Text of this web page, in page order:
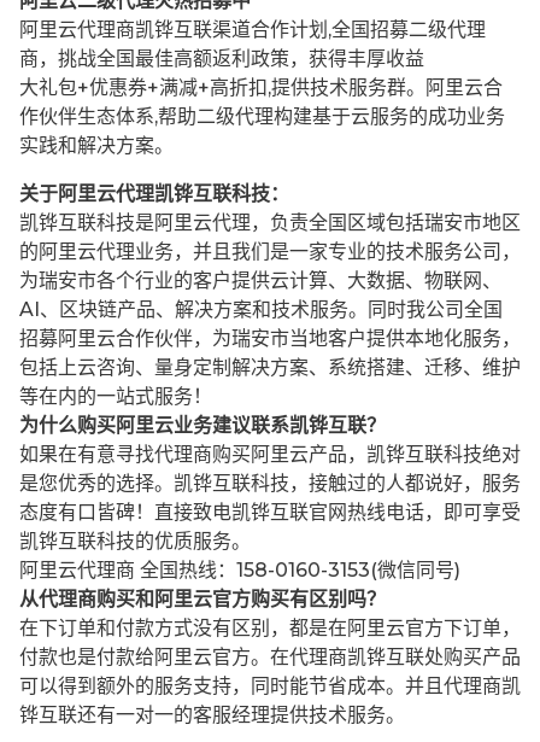
阿里云代理商凯铧互联渠道合作计划,全国招募二级代理
商，挑战全国最佳高额返利政策，获得丰厚收益
大礼包+优惠券+满减+高折扣,提供技术服务群。阿里云合
作伙伴生态体系,帮助二级代理构建基于云服务的成功业务
实践和解决方案。
关于阿里云代理凯铧互联科技：
凯铧互联科技是阿里云代理，负责全国区域包括瑞安市地区
的阿里云代理业务，并且我们是一家专业的技术服务公司，
为瑞安市各个行业的客户提供云计算、大数据、物联网、
AI、区块链产品、解决方案和技术服务。同时我公司全国
招募阿里云合作伙伴，为瑞安市当地客户提供本地化服务，
包括上云咨询、量身定制解决方案、系统搭建、迁移、维护
等在内的一站式服务！
为什么购买阿里云业务建议联系凯铧互联？
如果在有意寻找代理商购买阿里云产品，凯铧互联科技绝对
是您优秀的选择。凯铧互联科技，接触过的人都说好，服务
态度有口皆碑！直接致电凯铧互联官网热线电话，即可享受
凯铧互联科技的优质服务。
阿里云代理商 全国热线：158-0160-3153(微信同号)
从代理商购买和阿里云官方购买有区别吗？
在下订单和付款方式没有区别，都是在阿里云官方下订单，
付款也是付款给阿里云官方。在代理商凯铧互联处购买产品
可以得到额外的服务支持，同时能节省成本。并且代理商凯
铧互联还有一对一的客服经理提供技术服务。